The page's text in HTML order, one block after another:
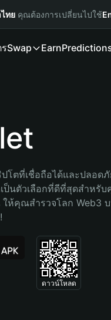
ทย คุณต้องการเปลี่ยนไปใช้
Swap Earn
โตที่เชื่อถือได้และปลอดภั
ป็นตัวเลือกที่ดีที่สุดสำหรั
ห้คุณสำรวจโลก Web3
ดาวน์โหลด